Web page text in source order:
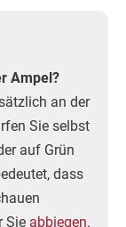
Ampel?
an der
Sie selbst
auf Grün
dass
Sie abbiegen.